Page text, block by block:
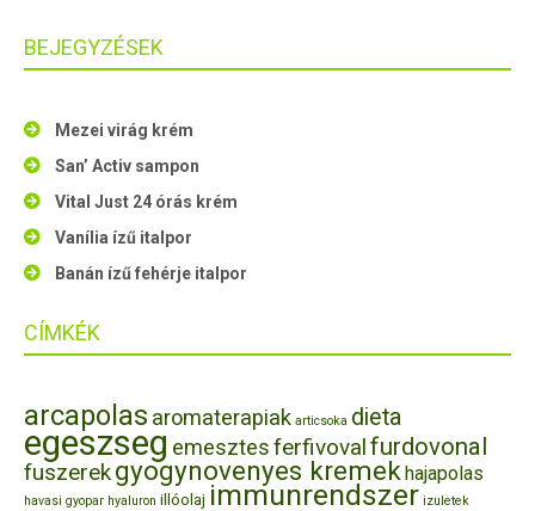
BEJEGYZÉSEK
Mezei virág krém
San’ Activ sampon
Vital Just 24 órás krém
Vanília ízű italpor
Banán ízű fehérje italpor
CÍMKÉK
arcapolas aromaterapiak articsoka dieta
egeszseg emesztesferfivovalfurdovonal
fuszerekgyogynovenyes kremek hajapolas
havasi gyopar hyaluron illóolaj immunrendszer izuletek